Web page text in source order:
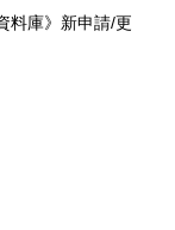
料庫》新申請/更